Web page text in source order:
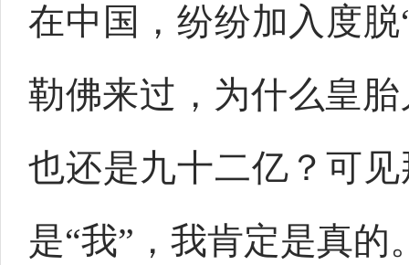
在中国，纷纷加入度
勒佛来过，为什么皇
也还是九十二亿？可
是“我”，我肯定是真的